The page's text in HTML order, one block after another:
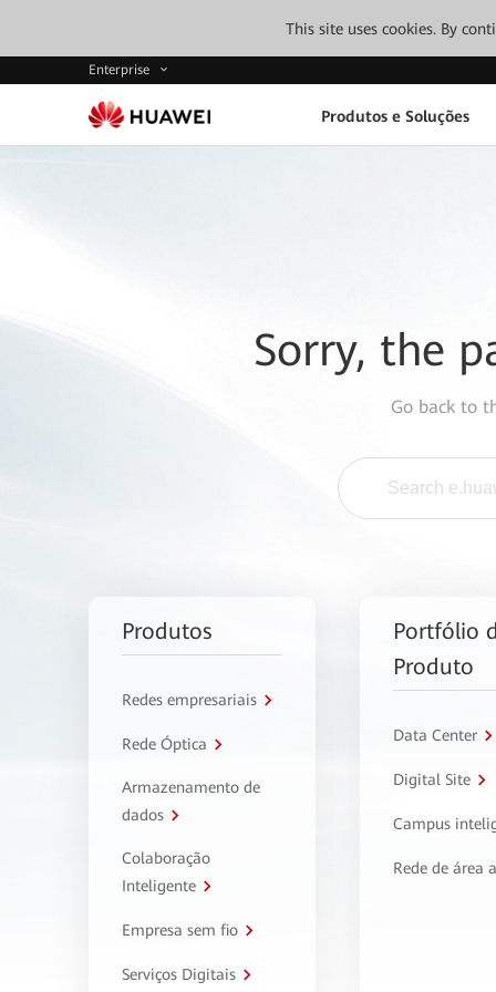
This site uses cookies. By
Enterprise
Produtos e Soluções
Sorry, the
Go back to
Produtos
Redes empresariais
Rede Óptica
Armazenamento de
dados
Colaboração
Inteligente
Empresa sem fio
Serviços Digitais
Portfólio
Produto
Data Center
Digital Site
Campus
Rede de área